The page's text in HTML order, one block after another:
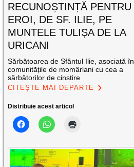
RECUNOȘTINȚĂ PENTRU
EROI, DE SF. ILIE, PE
MUNTELE TULIȘA DE LA
URICANI
Sărbătoarea de Sfântul Ilie, asociată în
comunitățile de momârlani cu cea a
sărbătorilor de cinstire
CITEȘTE MAI DEPARTE
Distribuie acest articol